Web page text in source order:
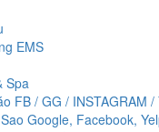
EMS
Spa
FB / GG / INSTAGRAM /
Google, Facebook,